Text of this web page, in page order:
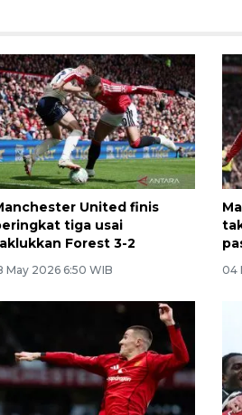
United finis
tiga usai
Forest 3-2
May 2026 6:50 WIB 04